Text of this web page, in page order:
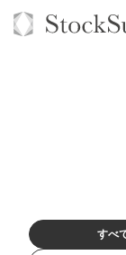
コンサルタン
定額制Webマ
オリジナルサー
オンラインサロン
すべ